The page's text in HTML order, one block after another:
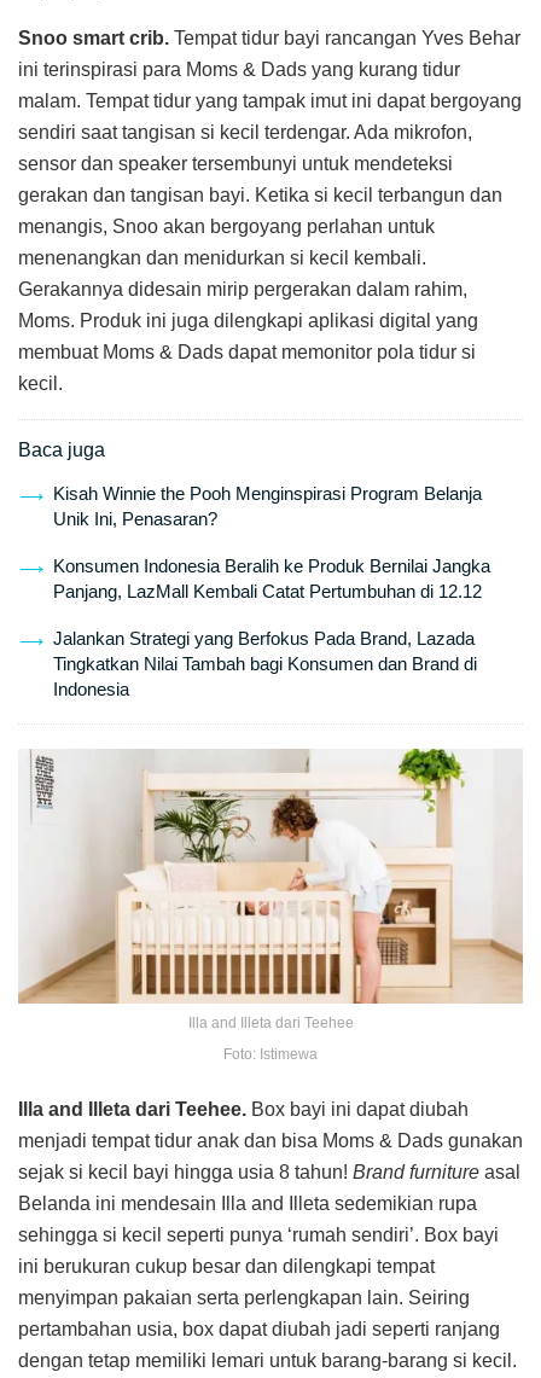
Snoo smart crib. Tempat tidur bayi rancangan Yves Behar
ini terinspirasi para Moms & Dads yang kurang tidur
malam. Tempat tidur yang tampak imut ini dapat bergoyang
sendiri saat tangisan si kecil terdengar. Ada mikrofon,
sensor dan speaker tersembunyi untuk mendeteksi
gerakan dan tangisan bayi. Ketika si kecil terbangun dan
menangis, Snoo akan bergoyang perlahan untuk
menenangkan dan menidurkan si kecil kembali.
Gerakannya didesain mirip pergerakan dalam rahim,
Moms. Produk ini juga dilengkapi aplikasi digital yang
membuat Moms & Dads dapat memonitor pola tidur si
kecil.
Baca juga
Kisah Winnie the Pooh Menginspirasi Program Belanja
Unik Ini, Penasaran?
Konsumen Indonesia Beralih ke Produk Bernilai Jangka
Panjang, LazMall Kembali Catat Pertumbuhan di 12.12
Jalankan Strategi yang Berfokus Pada Brand, Lazada
Tingkatkan Nilai Tambah bagi Konsumen dan Brand di
Indonesia
Illa and Illeta dari Teehee
Foto: Istimewa
Illa and Illeta dari Teehee. Box bayi ini dapat diubah
menjadi tempat tidur anak dan bisa Moms & Dads gunakan
sejak si kecil bayi hingga usia 8 tahun! Brand furniture asal
Belanda ini mendesain Illa and Illeta sedemikian rupa
sehingga si kecil seperti punya ‘rumah sendiri’. Box bayi
ini berukuran cukup besar dan dilengkapi tempat
menyimpan pakaian serta perlengkapan lain. Seiring
pertambahan usia, box dapat diubah jadi seperti ranjang
dengan tetap memiliki lemari untuk barang-barang si kecil.